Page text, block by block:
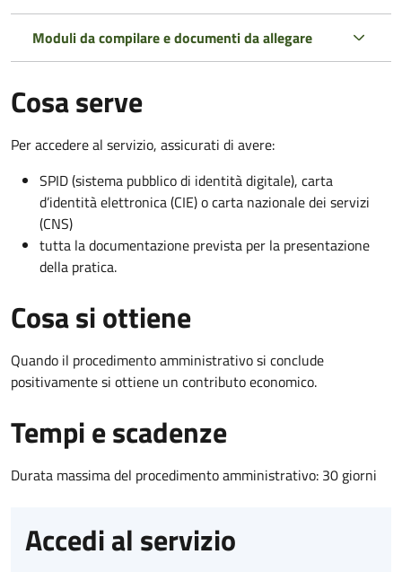
Moduli da compilare e documenti da allegare
Cosa serve
Per accedere al servizio, assicurati di avere:
SPID (sistema pubblico di identità digitale), carta
d’identità elettronica (CIE) o carta nazionale dei servizi
(CNS)
tutta la documentazione prevista per la presentazione
della pratica.
Cosa si ottiene
Quando il procedimento amministrativo si conclude
positivamente si ottiene un contributo economico.
Tempi e scadenze
Durata massima del procedimento amministrativo: 30 giorni
Accedi al servizio